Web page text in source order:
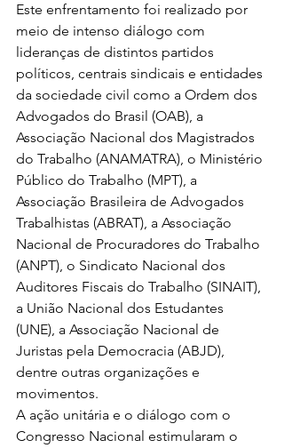
Este enfrentamento foi realizado por
meio de intenso diálogo com
lideranças de distintos partidos
políticos, centrais sindicais e entidades
da sociedade civil como a Ordem dos
Advogados do Brasil (OAB), a
Associação Nacional dos Magistrados
do Trabalho (ANAMATRA), o Ministério
Público do Trabalho (MPT), a
Associação Brasileira de Advogados
Trabalhistas (ABRAT), a Associação
Nacional de Procuradores do Trabalho
(ANPT), o Sindicato Nacional dos
Auditores Fiscais do Trabalho (SINAIT),
a União Nacional dos Estudantes
(UNE), a Associação Nacional de
Juristas pela Democracia (ABJD),
dentre outras organizações e
movimentos.
A ação unitária e o diálogo com o
Congresso Nacional estimularam o